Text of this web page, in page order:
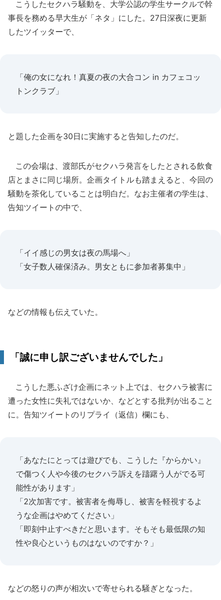
こうしたセクハラ騒動を、大学公認の学生サークルで幹
事長を務める早大生が「ネタ」にした。27日深夜に更新
したツイッターで、
「俺の女になれ！真夏の夜の大合コン in カフェコッ
トンクラブ」
と題した企画を30日に実施すると告知したのだ。
この会場は、渡部氏がセクハラ発言をしたとされる飲食
店とまさに同じ場所。企画タイトルも踏まえると、今回の
騒動を茶化していることは明白だ。なお主催者の学生は、
告知ツイートの中で、
「イイ感じの男女は夜の馬場へ」
「女子数人確保済み。男女ともに参加者募集中」
などの情報も伝えていた。
「誠に申し訳ございませんでした」
こうした悪ふざけ企画にネット上では、セクハラ被害に
遭った女性に失礼ではないか、などとする批判が出ること
に。告知ツイートのリプライ（返信）欄にも、
「あなたにとっては遊びでも、こうした『からかい』
で傷つく人や今後のセクハラ訴えを躊躇う人がでる可
能性があります」
「2次加害です。被害者を侮辱し、被害を軽視するよ
うな企画はやめてください」
「即刻中止すべきだと思います。そもそも最低限の知
性や良心というものはないのですか？」
などの怒りの声が相次いで寄せられる騒ぎとなった。